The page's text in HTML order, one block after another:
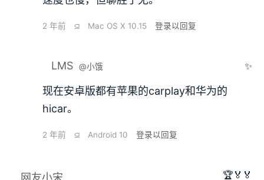
2 年前 ⫑ Mac OS X 10.15 登录以回复
LMS @小饿 ✨
现在安卓版都有苹果的carplay和华为的
hicar。
2 年前 ⫑ Android 10 登录以回复
网友小宋 🏆🏅🏅